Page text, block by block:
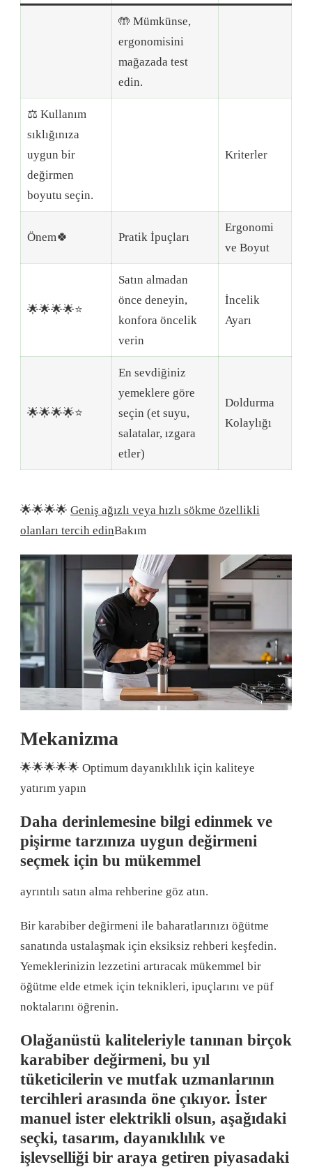
🤲 Mümkünse,
ergonomisini
mağazada test
edin.
⚖️ Kullanım
sıklığınıza
uygun bir
değirmen
boyutu seçin.
Kriterler
Önem🍀 Pratik İpuçları
Ergonomi
ve Boyut
🌟🌟🌟🌟⭐
Satın almadan
önce deneyin,
konfora öncelik
verin
İncelik
Ayarı
🌟🌟🌟🌟⭐
En sevdiğiniz
yemeklere göre
seçin (et suyu,
salatalar, ızgara
etler)
Doldurma
Kolaylığı
🌟🌟🌟🌟 Geniş ağızlı veya hızlı sökme özellikli
olanları tercih edinBakım
Mekanizma
🌟🌟🌟🌟🌟 Optimum dayanıklılık için kaliteye
yatırım yapın
Daha derinlemesine bilgi edinmek ve
pişirme tarzınıza uygun değirmeni
seçmek için bu mükemmel
ayrıntılı satın alma rehberine göz atın.
Bir karabiber değirmeni ile baharatlarınızı öğütme
sanatında ustalaşmak için eksiksiz rehberi keşfedin.
Yemeklerinizin lezzetini artıracak mükemmel bir
öğütme elde etmek için teknikleri, ipuçlarını ve püf
noktalarını öğrenin.
Olağanüstü kaliteleriyle tanınan birçok
karabiber değirmeni, bu yıl
tüketicilerin ve mutfak uzmanlarının
tercihleri ​​arasında öne çıkıyor. İster
manuel ister elektrikli olsun, aşağıdaki
seçki, tasarım, dayanıklılık ve
işlevselliği bir araya getiren piyasadaki